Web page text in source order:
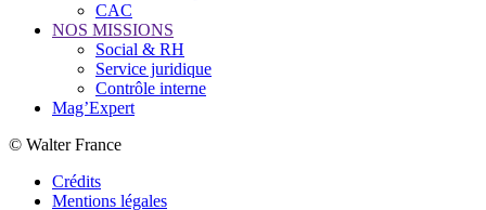
CAC
NOS MISSIONS
Social & RH
Service juridique
Contrôle interne
Mag’Expert
© Walter France
Crédits
Mentions légales